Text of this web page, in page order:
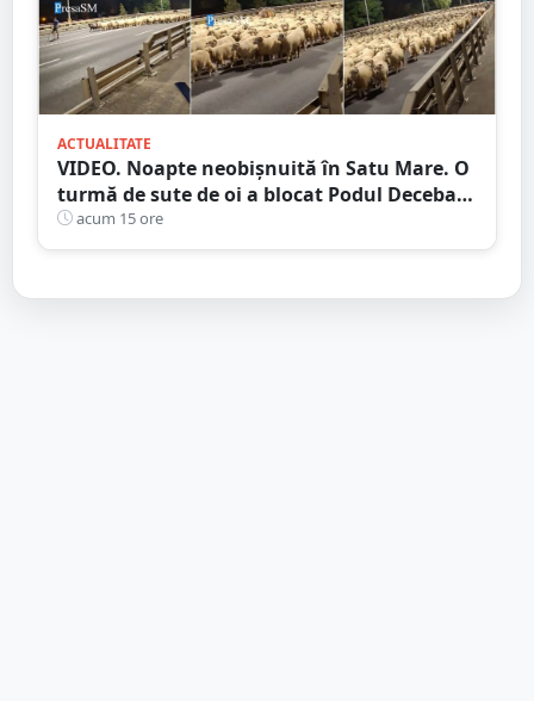
ACTUALITATE
VIDEO. Noapte neobișnuită în Satu Mare. O
turmă de sute de oi a blocat Podul Decebal.
Gest de apreciat al ciobanului
acum 15 ore